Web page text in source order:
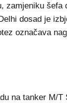
zamjeniku šefa
dosad je
označava
na tanker M/T